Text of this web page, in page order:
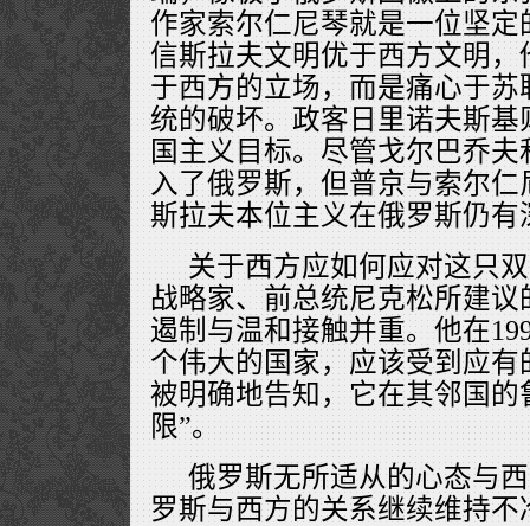
作家索尔仁尼琴就是一位坚
信斯拉夫文明优于西方文明
于西方的立场，而是痛心于
统的破坏。政客日里诺夫斯
国主义目标。尽管戈尔巴乔
入了俄罗斯，但普京与索尔
斯拉夫本位主义在俄罗斯仍
关于西方应如何应对这只
战略家、前总统尼克松所建
遏制与温和接触并重。他在
个伟大的国家，应该受到应
被明确地告知，它在其邻国
限”。
俄罗斯无所适从的心态与
罗斯与西方的关系继续维持